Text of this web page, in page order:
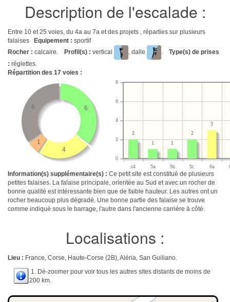
Description de l'escalade :
Entre 10 et 25 voies, du 4a au 7a et des projets , réparties sur plusieurs
falaises
Equipement : sportif
Rocher : calcaire. Profil(s) : vertical , dalle . Type(s) de prises
: réglettes.
Répartition des 17 voies :
6
4
1
6
≤4 5a 5b 5c 6a
0
2
4
6
8
3
2
1
1
2
Information(s) supplémentaire(s) : Ce petit site est constitué de plusieurs
petites falaises. La falaise principale, orientée au Sud et avec un rocher de
bonne qualité est intéressante bien que de faible hauteur. Les autres ont un
rocher beaucoup plus dégradé. Une bonne partie des falaise se trouve
comme indiqué sous le barrage, l'autre dans l'ancienne carrière à côté.
Localisations :
Lieu : France, Corse, Haute-Corse (2B), Aléria, San Guiliano.
1. Dé-zoomer pour voir tous les autres sites distants de moins de
200 km.